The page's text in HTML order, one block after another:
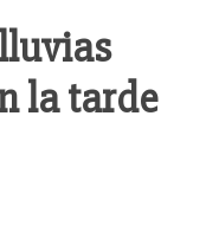
la tarde